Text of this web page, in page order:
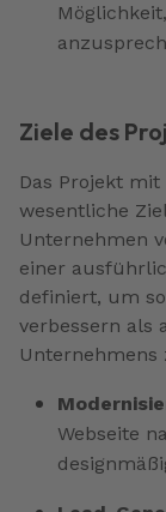
Ziele des
Das Projekt
wesentliche
Unternehmen
einer
definiert, um
verbessern als
Webseite